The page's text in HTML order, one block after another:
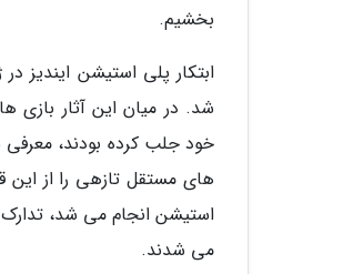
بخشیم.
های مستقل تازهی را از این
می شدند.